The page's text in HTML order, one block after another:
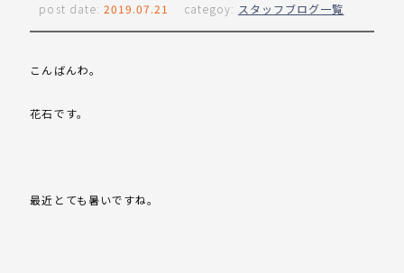
post date: 2019.07.21 categoy: スタッフブログ一覧
こんばんわ。
花石です。
最近とても暑いですね。